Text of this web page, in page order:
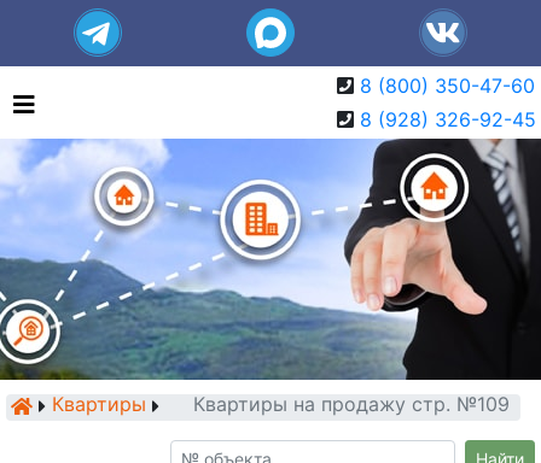
8 (800) 350-47-60
8 (928) 326-92-45
Квартиры Квартиры на продажу стр. №109
Найти